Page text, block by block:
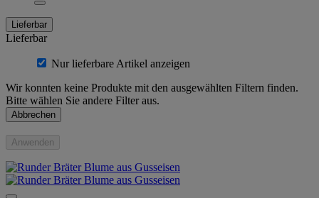
Lieferbar
Lieferbar
Nur lieferbare Artikel anzeigen
Wir konnten keine Produkte mit den ausgewählten Filtern finden.
Bitte wählen Sie andere Filter aus.
Abbrechen
Anwenden